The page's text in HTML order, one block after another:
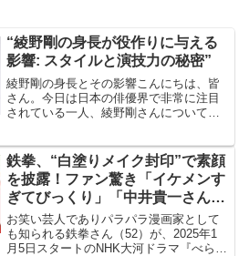
“綾野剛の身長が役作りに与える
影響: スタイルと演技力の秘密”
綾野剛の身長とその影響こんにちは、皆
さん。今日は日本の俳優界で非常に注目
されている一人、綾野剛さんについてお
これが彼の役作りにどのような影響を与
えているのか、一緒に...
鉄拳、“白塗りメイク封印”で素顔
を披露！ファン驚き「イケメンす
ぎてびっくり」「中井貴一さんか
と…」
お笑い芸人でありパラパラ漫画家として
も知られる鉄拳さん（52）が、2025年1
月5日スタートのNHK大河ドラマ『べらぼ